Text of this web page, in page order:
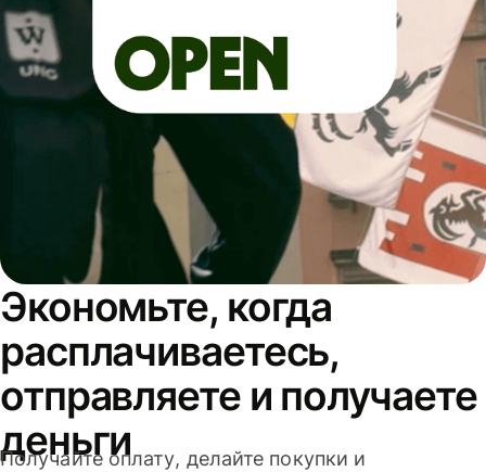
Экономьте, когда
расплачиваетесь,
отправляете и получаете
деньги
Получайте оплату, делайте покупки и